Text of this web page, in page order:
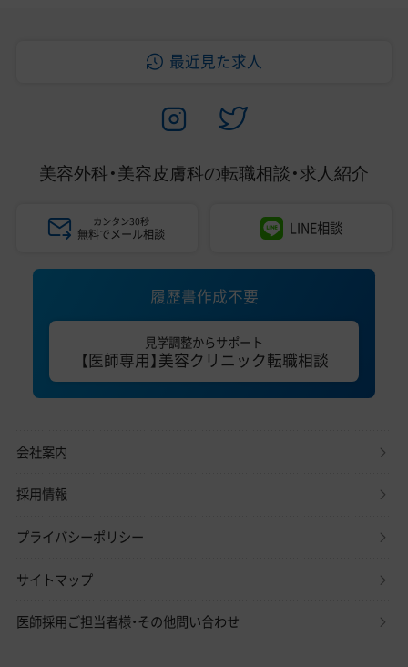
最近見た求人
美容外科・美容皮膚科の転職相談・求人紹介
カンタン30秒
無料でメール相談 LINE相談
履歴書作成不要
見学調整からサポート
【医師専用】美容クリニック転職相談
会社案内
採用情報
プライバシーポリシー
サイトマップ
医師採用ご担当者様・その他問い合わせ